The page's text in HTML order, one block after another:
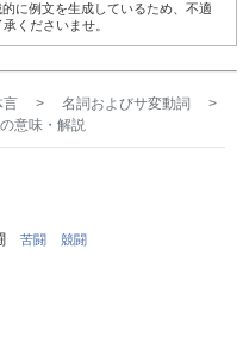
に例文を生成しているため、不適
くださいませ。
言 > 名詞およびサ変動詞
>
の意味・解説
苦闘 競闘